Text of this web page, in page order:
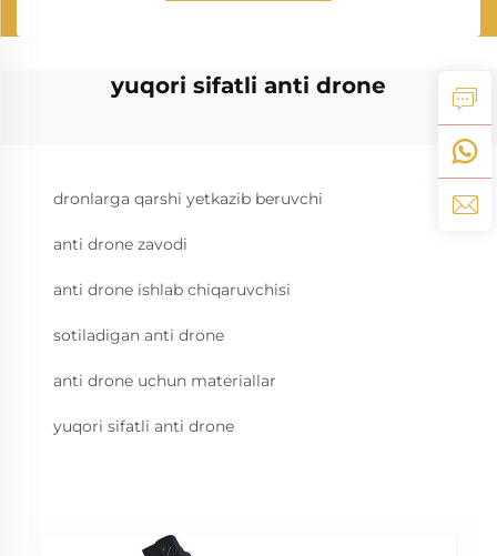
yuqori sifatli anti drone
dronlarga qarshi yetkazib beruvchi
anti drone zavodi
anti drone ishlab chiqaruvchisi
sotiladigan anti drone
anti drone uchun materiallar
yuqori sifatli anti drone